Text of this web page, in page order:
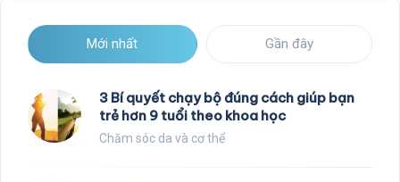
Mới nhất Gần đây
3 Bí quyết chạy bộ đúng cách giúp bạn
trẻ hơn 9 tuổi theo khoa học
Chăm sóc da và cơ thể